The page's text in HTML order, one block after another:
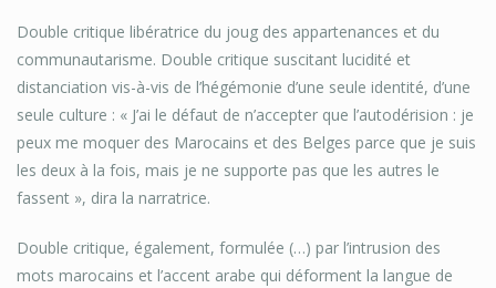
Double critique libératrice du joug des appartenances et du
communautarisme. Double critique suscitant lucidité et
distanciation vis-à-vis de l’hégémonie d’une seule identité, d’une
seule culture : « J’ai le défaut de n’accepter que l’autodérision : je
peux me moquer des Marocains et des Belges parce que je suis
les deux à la fois, mais je ne supporte pas que les autres le
fassent », dira la narratrice.
Double critique, également, formulée (…) par l’intrusion des
mots marocains et l’accent arabe qui déforment la langue de